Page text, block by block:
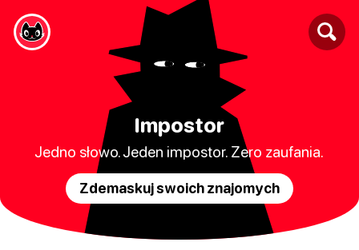
Impostor
Jedno słowo. Jeden impostor. Zero zaufania.
Zdemaskuj swoich znajomych